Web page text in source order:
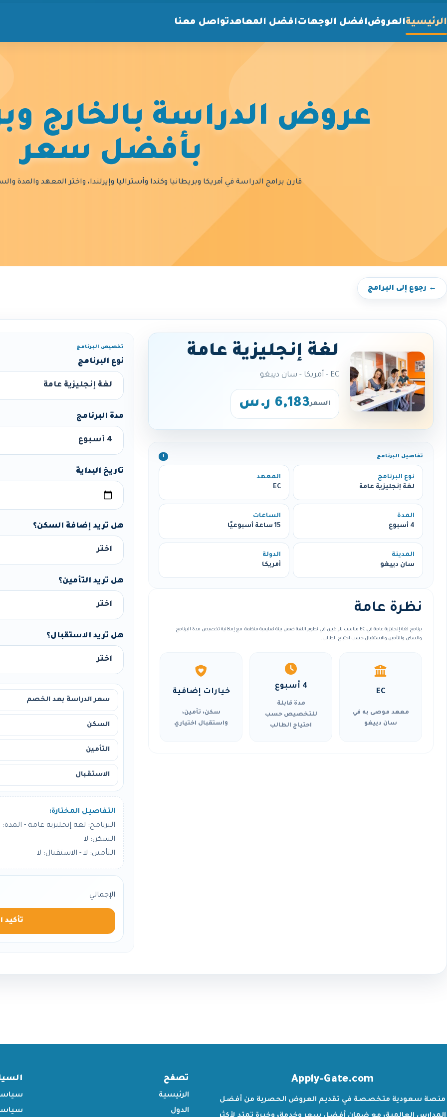
الرئيسيةالعروضافضل الوجهاتافضل المعاهدتواصل معنا
عروض الدراسة بالخارج
بأفضل سعر
قارن برامج الدراسة في أمريكا وبريطانيا وكندا وأستراليا وإيرلندا، واختر المعهد والمدة
← رجوع إلى البرامج
لغة إنجليزية عامة
EC - أمريكا - سان دييغو
السعر6,183 ر.س
تفاصيل البرنامج ℹ️
نوع البرنامج
لغة إنجليزية عامة
المعهد
EC
المدة
4 أسبوع
الساعات
15 ساعة أسبوعيًا
المدينة
سان دييغو
الدولة
أمريكا
نظرة عامة
برنامج لغة إنجليزية عامة في EC مناسب للراغبين في تطوير اللغة ضمن بيئة تعليمية منظمة، مع إمكانية تخصيص مدة البرنامج
والسكن والتأمين والاستقبال حسب احتياج الطالب.
EC
معهد موصى به في
سان دييغو
4 أسبوع
مدة قابلة
للتخصيص حسب
احتياج الطالب
خيارات إضافية
سكن، تأمين،
واستقبال اختياري
تخصيص البرنامج
نوع البرنامج
مدة البرنامج
تاريخ البداية
هل تريد إضافة السكن؟
هل تريد التأمين؟
هل تريد الاستقبال؟
سعر الدراسة بعد الخصم
السكن
التأمين
الاستقبال
التفاصيل المختارة:
البرنامج: لغة إنجليزية عامة - المدة: 4 أسبوع
السكن: لا
التأمين: لا - الاستقبال: لا
الإجمالي
تأكيد
Apply-Gate.com
منصة سعودية متخصصة في تقديم العروض الحصرية من أفضل
تصفح
الرئيسية
الدول